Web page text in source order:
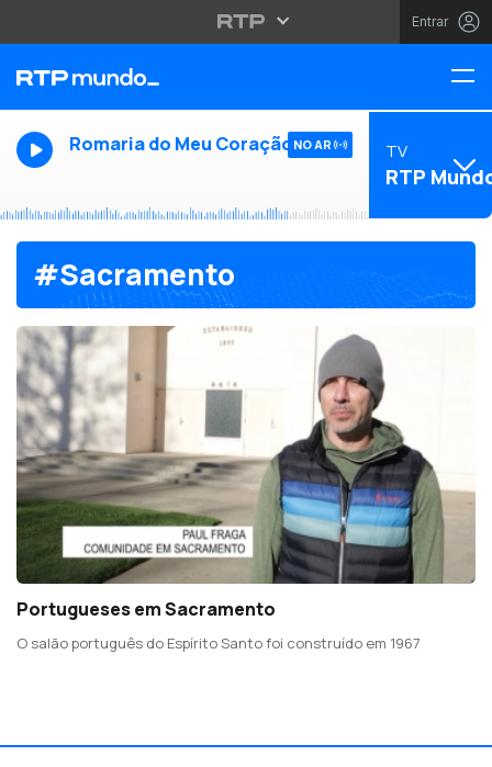
Entrar
Romaria do Meu Coração NO AR TV
RTP
#Sacramento
Portugueses em Sacramento
O salão português do Espírito Santo foi construído em 1967